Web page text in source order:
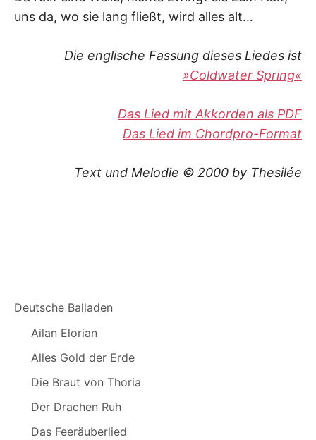
uns da, wo sie lang fließt, wird alles alt…
Die englische Fassung dieses Liedes ist
»Coldwater Spring«
Das Lied mit Akkorden als PDF
Das Lied im Chordpro-Format
Text und Melodie © 2000 by Thesilée
Deutsche Balladen
Ailan Elorian
Alles Gold der Erde
Die Braut von Thoria
Der Drachen Ruh
Das Feeräuberlied